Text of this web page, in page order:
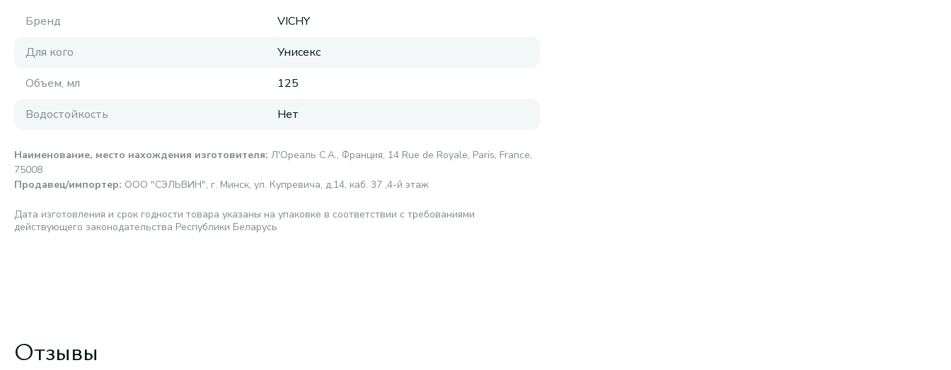
Бренд
VICHY
Для кого
Унисекс
Объем, мл
125
Водостойкость
Нет
Наименование, место нахождения изготовителя: Л'Ореаль С.А., Франция, 14 Rue de Royale, Paris, France,
75008
Продавец/импортер: ООО "СЭЛЬВИН", г. Минск, ул. Купревича, д.14, каб. 37 ,4-й этаж
Дата изготовления и срок годности товара указаны на упаковке в соответствии с требованиями
действующего законодательства Республики Беларусь
Отзывы